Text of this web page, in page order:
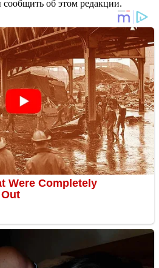
об этом редакции.